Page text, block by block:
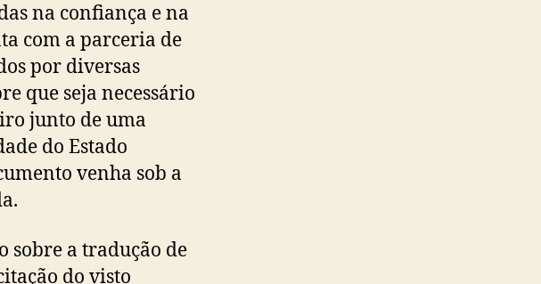
na confiança e na
com a parceria de
por diversas
que seja necessário
junto de uma
do Estado
venha sob a
sobre a tradução de
do visto